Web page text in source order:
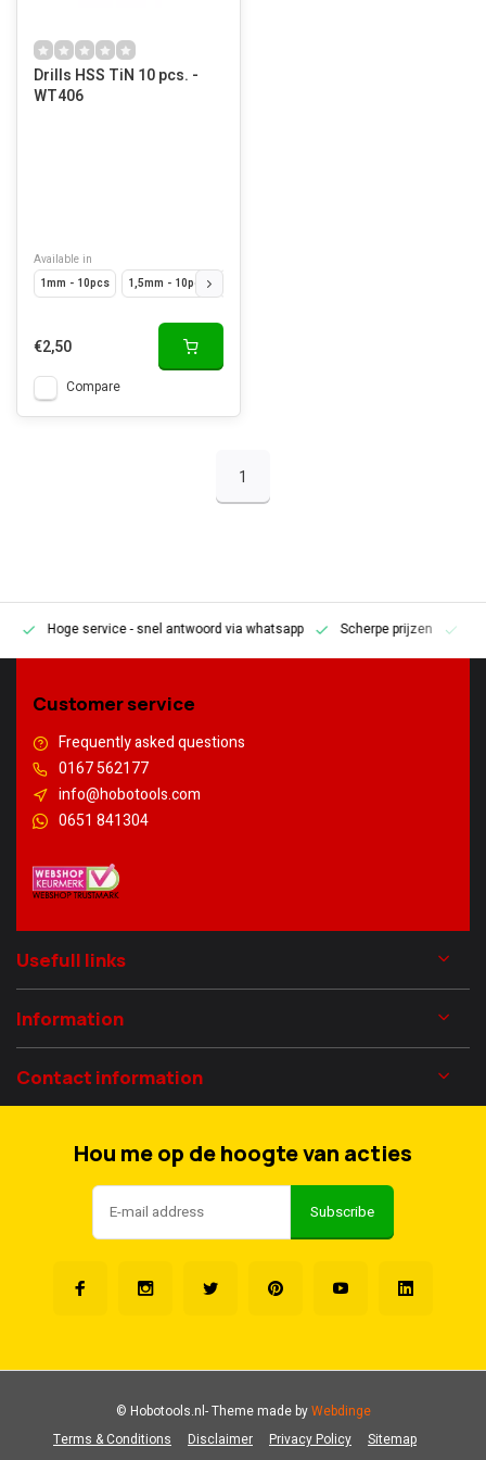
Drills HSS TiN 10 pcs. -
WT406
Available in
1mm - 10pcs
1,5mm - 10pcs
€2,50
Compare
1
Hoge service- snel antwoord via whatsapp Scherpe prijzen
Customer service
Frequently asked questions
0167 562177
info@hobotools.com
0651 841304
Usefull links
Information
Contact information
Hou me op de hoogte van acties
Subscribe
Terms & Conditions Disclaimer Privacy Policy Sitemap
© Hobotools.nl- Theme made byWebdinge